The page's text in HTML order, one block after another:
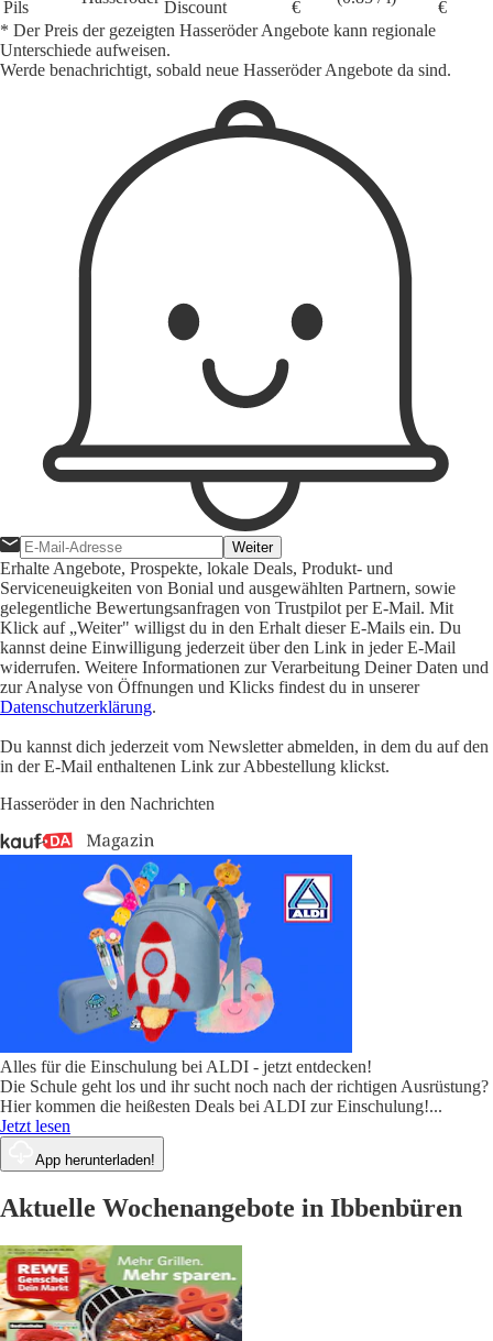
Pils
Discount
€
€
* Der Preis der gezeigten Hasseröder Angebote kann regionale
Unterschiede aufweisen.
Werde benachrichtigt, sobald neue Hasseröder Angebote da sind.
Weiter
Erhalte Angebote, Prospekte, lokale Deals, Produkt- und
Serviceneuigkeiten von Bonial und ausgewählten Partnern, sowie
gelegentliche Bewertungsanfragen von Trustpilot per E-Mail. Mit
Klick auf „Weiter" willigst du in den Erhalt dieser E-Mails ein. Du
kannst deine Einwilligung jederzeit über den Link in jeder E-Mail
widerrufen. Weitere Informationen zur Verarbeitung Deiner Daten und
zur Analyse von Öffnungen und Klicks findest du in unserer
Datenschutzerklärung.
Du kannst dich jederzeit vom Newsletter abmelden, in dem du auf den
in der E-Mail enthaltenen Link zur Abbestellung klickst.
Hasseröder in den Nachrichten
Alles für die Einschulung bei ALDI - jetzt entdecken!
Die Schule geht los und ihr sucht noch nach der richtigen Ausrüstung?
Hier kommen die heißesten Deals bei ALDI zur Einschulung!...
Jetzt lesen
App herunterladen!
Aktuelle Wochenangebote in Ibbenbüren